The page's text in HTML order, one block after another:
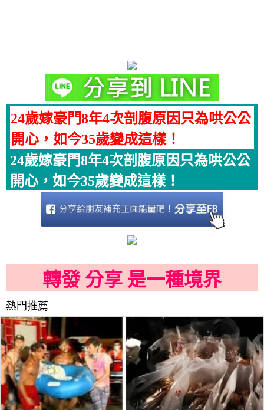
24歲嫁豪門8年4次剖腹原因只為哄公公
開心，如今35歲變成這樣！
24歲嫁豪門8年4次剖腹原因只為哄公公
開心，如今35歲變成這樣！
轉發 分享 是一種境界
熱門推薦